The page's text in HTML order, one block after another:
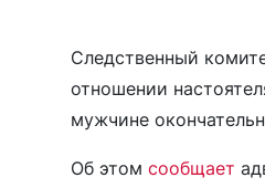
Следственный
отношении
мужчине
Об этом сообщает